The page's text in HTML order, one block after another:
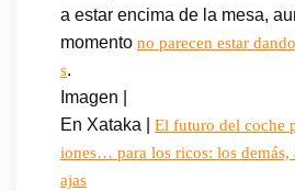
a estar encima de la mesa,
momento no parecen estar
s.
Imagen |
En Xataka | El futuro del coche
iones… para los ricos: los demás,
ajas